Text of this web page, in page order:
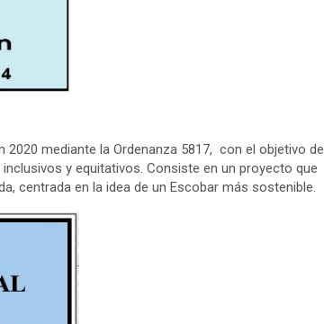
2020 mediante la Ordenanza 5817, con el objetivo de
y equitativos. Consiste en un proyecto que
centrada en la idea de un Escobar más sostenible.